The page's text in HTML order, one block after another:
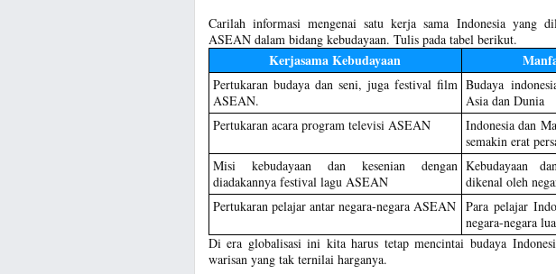
Carilah informasi mengenai satu kerja sama Indonesia yang
ASEAN dalam bidang kebudayaan. Tulis pada tabel berikut.
Kerjasama Kebudayaan
Pertukaran budaya dan seni, juga festival film
ASEAN.
Budaya
Asia dan Dunia
Pertukaran acara program televisi ASEAN
Indonesia dan
semakin erat
Misi kebudayaan dan kesenian dengan
diadakannya festival lagu ASEAN
Kebudayaan
dikenal oleh
Pertukaran pelajar antar negara-negara ASEAN
Para pelajar
negara-negara
Di era globalisasi ini kita harus tetap mencintai budaya
warisan yang tak ternilai harganya.